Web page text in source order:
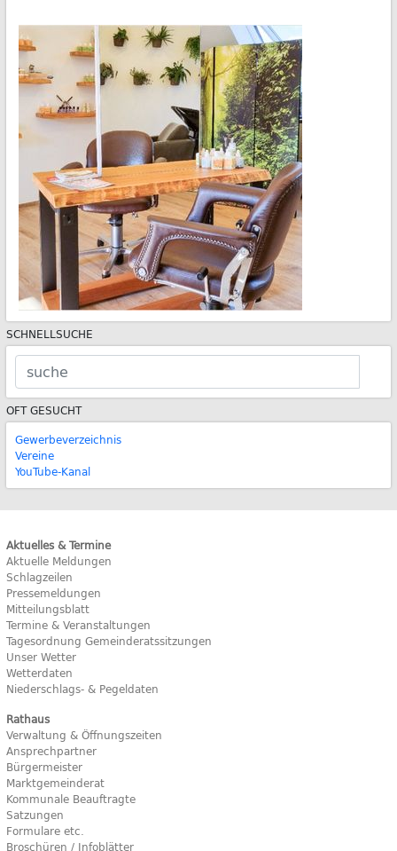
SCHNELLSUCHE
OFT GESUCHT
Gewerbeverzeichnis
Vereine
YouTube-Kanal
Aktuelles & Termine
Aktuelle Meldungen
Schlagzeilen
Pressemeldungen
Mitteilungsblatt
Termine & Veranstaltungen
Tagesordnung Gemeinderatssitzungen
Unser Wetter
Wetterdaten
Niederschlags- & Pegeldaten
Rathaus
Verwaltung & Öffnungszeiten
Ansprechpartner
Bürgermeister
Marktgemeinderat
Kommunale Beauftragte
Satzungen
Formulare etc.
Broschüren / Infoblätter